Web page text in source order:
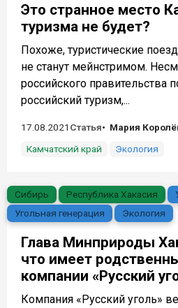
Это странное место
туризма не будет?
Похоже, туристические
не станут мейнстримом.
российского правительства
российский туризм,...
17.08.2021 Статья
Мария
Камчатский край
Экология
Сибирь Республика Хакасия
Угольная генерация
Экология
Глава Минприроды
что имеет
компании «Русский
Компания «Русский уголь»